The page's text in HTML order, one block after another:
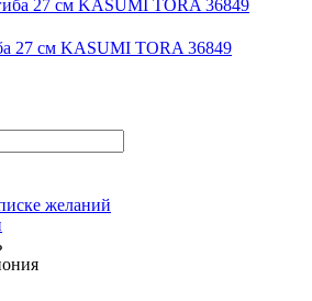
27 см KASUMI TORA 36849
желаний